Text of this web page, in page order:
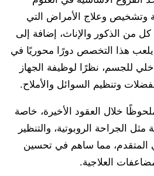
وتشخيص وعلاج الأمراض التي
من الذكور والإناث، إضافة إلى
يلعب هذا التخصص دورًا محوريًا في
للجسم، نظرًا لوظيفة الجهاز
وتنظيم السوائل والأملاح.
خلال العقود الأخيرة، خاصة
مثل الجراحة الروبوتية، والتنظير
المتقدم، مما ساهم في تحسين
العلاجية.